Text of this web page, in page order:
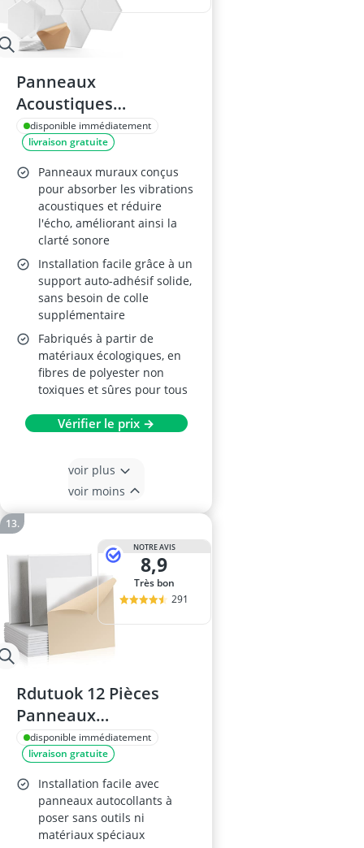
Panneaux
Acoustiques
Hexagonal 30×25×1cm
disponible immédiatement
livraison gratuite
Panneaux muraux conçus
pour absorber les vibrations
acoustiques et réduire
l'écho, améliorant ainsi la
clarté sonore
Installation facile grâce à un
support auto-adhésif solide,
sans besoin de colle
supplémentaire
Fabriqués à partir de
matériaux écologiques, en
fibres de polyester non
toxiques et sûres pour tous
Vérifier le prix →
voir plus
voir moins
NOTRE AVIS
8,9
Très bon
291
Rdutuok 12 Pièces
Panneaux
Acoustiques 30x30x1
cm (Blanc)
disponible immédiatement
livraison gratuite
Installation facile avec
panneaux autocollants à
poser sans outils ni
matériaux spéciaux